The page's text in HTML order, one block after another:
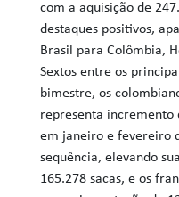
com a aquisição de
destaques positivos,
Brasil para Colômbia,
Sextos entre os
bimestre, os
representa incremento
em janeiro e fevereiro
sequência, elevando
165.278 sacas, e os